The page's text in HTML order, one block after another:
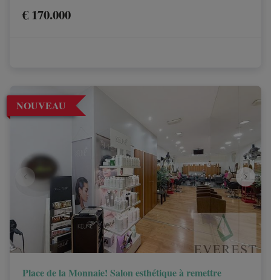
€ 170.000
NOUVEAU
Place de la Monnaie! Salon esthétique à remettre